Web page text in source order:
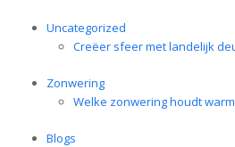
Uncategorized
Creëer sfeer met landelijk
Zonwering
Welke zonwering houdt
Blogs